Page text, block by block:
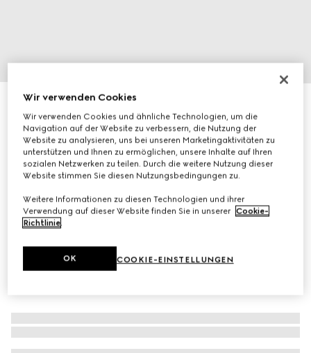
Armband mit rundem GG aus Emaille
CHF 260
VariantenLeder in Rosso Ancora Rot
Wir verwenden Cookies
Wir verwenden Cookies und ähnliche Technologien, um die
Navigation auf der Website zu verbessern, die Nutzung der
Website zu analysieren, uns bei unseren Marketingaktivitäten zu
unterstützen und Ihnen zu ermöglichen, unsere Inhalte auf Ihren
sozialen Netzwerken zu teilen. Durch die weitere Nutzung dieser
Website stimmen Sie diesen Nutzungsbedingungen zu.
Weitere Informationen zu diesen Technologien und ihrer
Verwendung auf dieser Website finden Sie in unserer Cookie-
Richtlinie.
COOKIE-EINSTELLUNGEN
OK